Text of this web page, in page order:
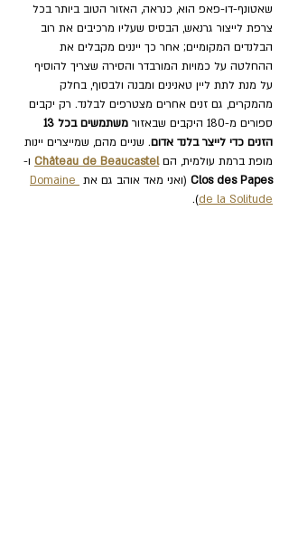
שאטונף-דו-פאפ הוא, כנראה, האזור הטוב ביותר בכל
צרפת לייצור גרנאש, הבסיס שעליו מרכיבים את רוב
הבלנדים המקומיים; אחר כך ייננים מקבלים את
ההחלטה על כמויות המורבדר והסירה שצריך להוסיף
על מנת לתת ליין טאנינים ומבנה ולבסוף, בחלק
מהמקרים, גם זנים אחרים מצטרפים לבלנד. רק יקבים
ספורים מ-180 היקבים שבאזור
הזנים כדי לייצר בלנד אדום. שניים מהם, שמייצרים יינות
מופת ברמת עולמית, הם Château de Beaucastel ו-
Clos des Papes (ואני מאד אוהב גם את Domaine
de la Solitude
).